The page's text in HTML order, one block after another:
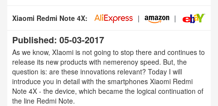
Xiaomi Redmi Note 4X:
Published: 05-03-2017
As we know, XIaomi is not going to stop there and continues to
release its new products with nemerenoy speed. But, the
question is: are these innovations relevant? Today I will
introduce you in detail with the smartphones Xiaomi Redmi
Note 4X - the device, which became the logical continuation of
the line Redmi Note.